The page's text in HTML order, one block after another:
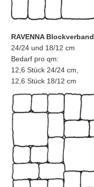
RAVENNA Blockverband
24/24 und 18/12 cm
Bedarf pro qm:
12,6 Stück 24/24 cm,
12,6 Stück 18/12 cm